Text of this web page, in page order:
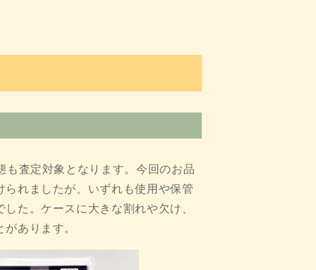
査定対象となります。今回のお品
れましたが、いずれも使用や保管
た。ケースに大きな割れや欠け、
あります。